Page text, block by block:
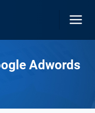
Adwords